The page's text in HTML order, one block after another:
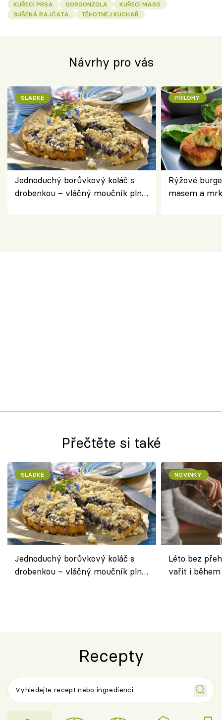
KUŘECÍ PRSA
GORGONZOLA
KUŘECÍ MASO
SUŠENÁ RAJČATA
TĚHOTNEJ KUCHAŘ
Návrhy pro vás
SLADKÉ
Jednoduchý borůvkový koláč s
drobenkou – vláčný moučník plný
PŘÍLOHY
Rýžové
masem a
Přečtěte si také
SLADKÉ
Jednoduchý borůvkový koláč s
drobenkou – vláčný moučník plný
NOVINKY
Léto bez
vařit i
Recepty